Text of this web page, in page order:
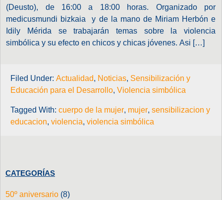
(Deusto), de 16:00 a 18:00 horas. Organizado por
medicusmundi bizkaia y de la mano de Miriam Herbón e
Idily Mérida se trabajarán temas sobre la violencia
simbólica y su efecto en chicos y chicas jóvenes. Asi […]
Filed Under: Actualidad, Noticias, Sensibilización y
Educación para el Desarrollo, Violencia simbólica
Tagged With: cuerpo de la mujer, mujer, sensibilizacion y
educacion, violencia, violencia simbólica
CATEGORÍAS
50º aniversario (8)